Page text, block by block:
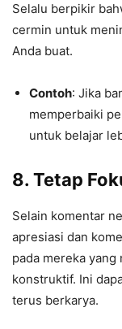
Selalu berpikir
cermin untuk
Anda buat.
Contoh: Jika
memperbaiki
untuk belajar
8. Tetap
Selain komentar
apresiasi dan
pada mereka
konstruktif. Ini
terus berkarya.